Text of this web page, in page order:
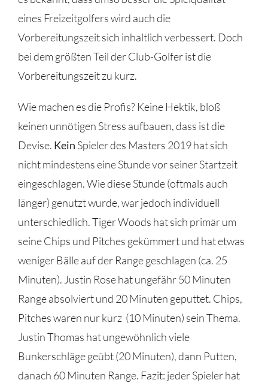
eines Freizeitgolfers wird auch die
Vorbereitungszeit sich inhaltlich verbessert. Doch
bei dem größten Teil der Club-Golfer ist die
Vorbereitungszeit zu kurz.
Wie machen es die Profis? Keine Hektik, bloß
keinen unnötigen Stress aufbauen, dass ist die
Devise. Kein Spieler des Masters 2019 hat sich
nicht mindestens eine Stunde vor seiner Startzeit
eingeschlagen. Wie diese Stunde (oftmals auch
länger) genutzt wurde, war jedoch individuell
unterschiedlich. Tiger Woods hat sich primär um
seine Chips und Pitches gekümmert und hat etwas
weniger Bälle auf der Range geschlagen (ca. 25
Minuten). Justin Rose hat ungefähr 50 Minuten
Range absolviert und 20 Minuten geputtet. Chips,
Pitches waren nur kurz (10 Minuten) sein Thema.
Justin Thomas hat ungewöhnlich viele
Bunkerschläge geübt (20 Minuten), dann Putten,
danach 60 Minuten Range. Fazit: jeder Spieler hat